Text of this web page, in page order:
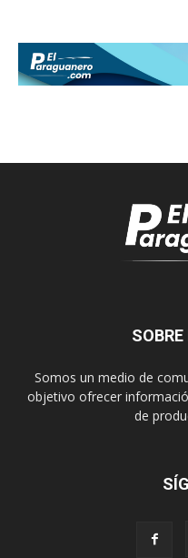
Somos un medio de
objetivo ofrecer
de